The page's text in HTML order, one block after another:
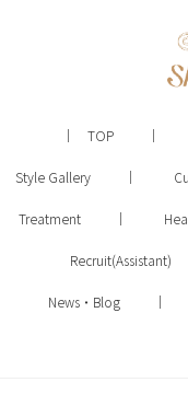
TOP
Style Gallery
Treatment
Recruit(Assistant)
News・Blog